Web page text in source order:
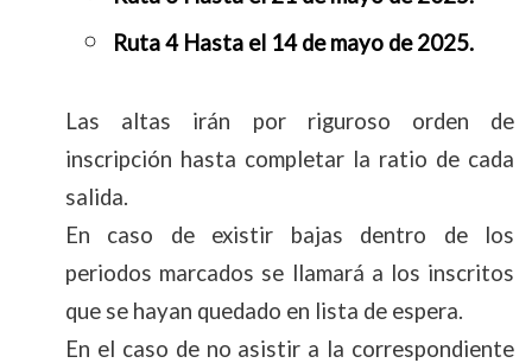
Ruta 4 Hasta el 14 de mayo de 2025.
Las altas irán por riguroso orden de
inscripción hasta completar la ratio de cada
salida.
En caso de existir bajas dentro de los
periodos marcados se llamará a los inscritos
que se hayan quedado en lista de espera.
En el caso de no asistir a la correspondiente